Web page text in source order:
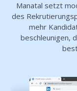
Manatal setzt
des
mehr
beschleunigen,